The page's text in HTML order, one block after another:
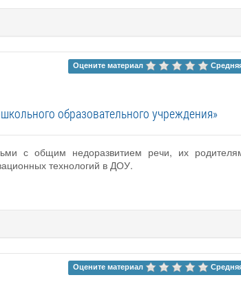
Оцените материал
образовательного учреждения»
с общим недоразвитием речи, их
технологий в ДОУ.
Оцените материал